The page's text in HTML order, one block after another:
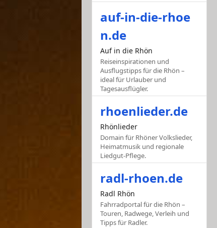
auf-in-die-rhoe
n.de
Auf in die Rhön
Reiseinspirationen und
Ausflugstipps für die Rhön –
ideal für Urlauber und
Tagesausflügler.
rhoenlieder.de
Rhönlieder
Domain für Rhöner Volkslieder,
Heimatmusik und regionale
Liedgut-Pflege.
radl-rhoen.de
Radl Rhön
Fahrradportal für die Rhön –
Touren, Radwege, Verleih und
Tipps für Radler.